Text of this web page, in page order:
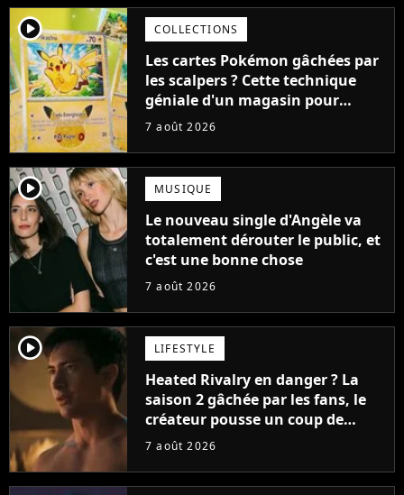
player2 COLLECTIONS
Les cartes Pokémon gâchées par
les scalpers ? Cette technique
géniale d'un magasin pour
ruiner les revendeurs
7 août 2026
player2 MUSIQUE
Le nouveau single d'Angèle va
totalement dérouter le public, et
c'est une bonne chose
7 août 2026
player2 LIFESTYLE
Heated Rivalry en danger ? La
saison 2 gâchée par les fans, le
créateur pousse un coup de
gueule
7 août 2026